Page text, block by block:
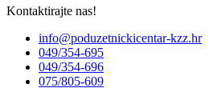
Kontaktirajte nas!
info@poduzetnickicentar-kzz.hr
049/354-695
049/354-696
075/805-609